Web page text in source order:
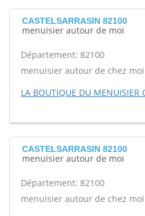
CASTELSARRASIN 82100
menuisier autour de moi
Département: 82100
menuisier autour de chez moi
LA BOUTIQUE DU MENUISIER
CASTELSARRASIN 82100
menuisier autour de moi
Département: 82100
menuisier autour de chez moi